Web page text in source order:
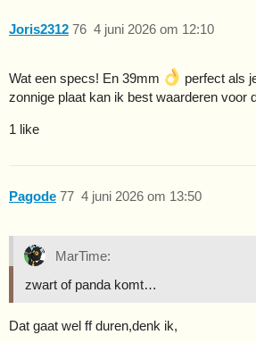
Joris2312 4 juni 2026 om 12:10
76
Wat een specs! En 39mm
perfect als
zonnige plaat kan ik best waarderen voor
1 like
Pagode 4 juni 2026 om 13:50
77
MarTime:
zwart of panda komt…
Dat gaat wel ff duren,denk ik,